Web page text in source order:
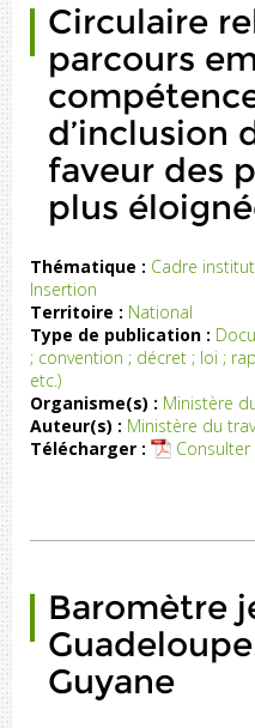
Circulaire
parcours
d’inclusion
faveur des
plus
Thématique : Cadre
Insertion
Territoire : National
Type de publication :
; convention ; décret ; loi ;
etc.)
Organisme(s) : Ministère
Auteur(s) : Ministère du
Télécharger :
Baromètre
Guyane